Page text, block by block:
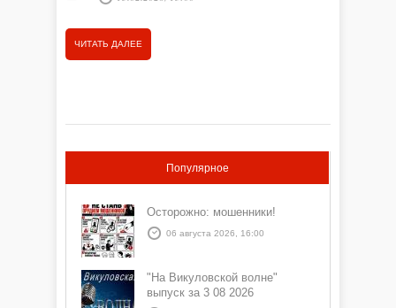
ЧИТАТЬ ДАЛЕЕ
Популярное
Осторожно: мошенники!
06 августа 2026, 16:00
"На Викуловской волне"
выпуск за 3 08 2026